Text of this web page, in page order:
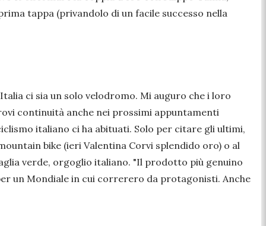
tappa (privandolo di un facile successo nella
ci sia un solo velodromo. Mi auguro che i loro
continuità anche nei prossimi appuntamenti
italiano ci ha abituati. Solo per citare gli ultimi,
bike (ieri Valentina Corvi splendido oro) o al
verde, orgoglio italiano. "Il prodotto più genuino
un Mondiale in cui correrero da protagonisti. Anche